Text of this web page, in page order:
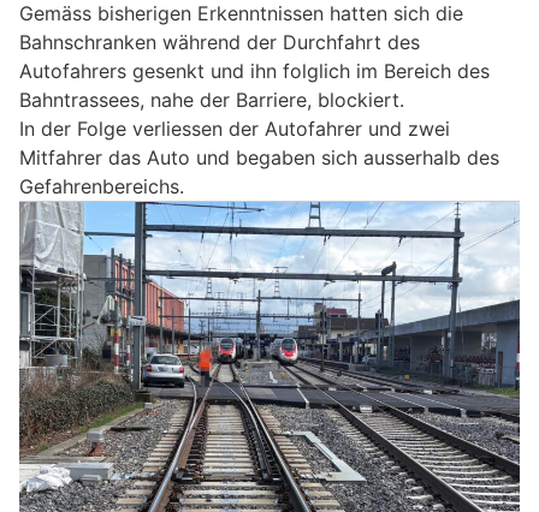
Gemäss bisherigen Erkenntnissen hatten sich die
Bahnschranken während der Durchfahrt des
Autofahrers gesenkt und ihn folglich im Bereich des
Bahntrassees, nahe der Barriere, blockiert.
In der Folge verliessen der Autofahrer und zwei
Mitfahrer das Auto und begaben sich ausserhalb des
Gefahrenbereichs.